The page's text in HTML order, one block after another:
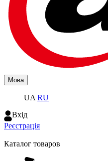
Мова
UA RU
Вхiд
Реєстрація
Каталог товаров